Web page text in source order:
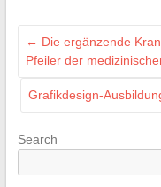
← Die ergänzende
Pfeiler der
Grafikdesign-
Search